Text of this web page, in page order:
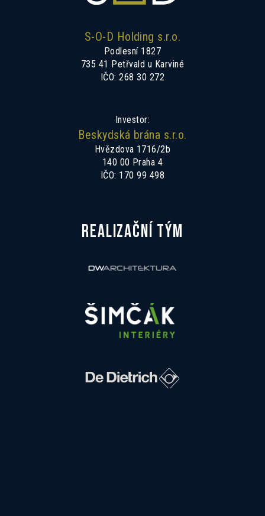
REALIZAČNÍ TÝM
S-O-D Holding s.r.o.
Podlesní 1827
735 41 Petřvald u Karviné
IČO: 268 30 272
Investor:
Beskydská brána s.r.o.
Hvězdova 1716/2b
140 00 Praha 4
IČO: 170 99 498